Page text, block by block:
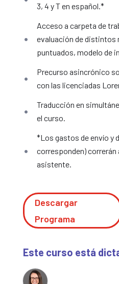
3, 4 y T en español.*
Acceso a carpeta de
evaluación de
puntuados, modelo de
Precurso asincrónico
con las licenciadas
Traducción en
el curso.
*Los gastos de envío y
corresponden) correrán
asistente.
Descargar
Programa
Este curso está